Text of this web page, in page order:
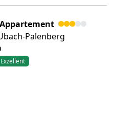
Palenberg
Exzellent